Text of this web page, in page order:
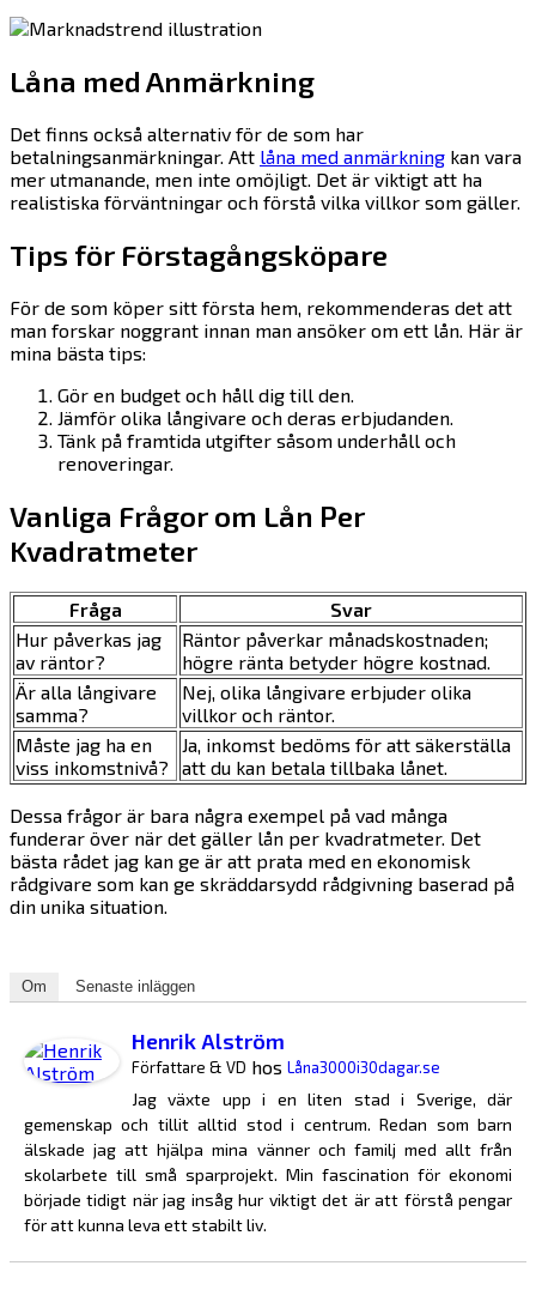
Låna med Anmärkning
Det finns också alternativ för de som har
betalningsanmärkningar. Att låna med anmärkning kan vara
mer utmanande, men inte omöjligt. Det är viktigt att ha
realistiska förväntningar och förstå vilka villkor som gäller.
Tips för Förstagångsköpare
För de som köper sitt första hem, rekommenderas det att
man forskar noggrant innan man ansöker om ett lån. Här är
mina bästa tips:
Gör en budget och håll dig till den.
Jämför olika långivare och deras erbjudanden.
Tänk på framtida utgifter såsom underhåll och
renoveringar.
Vanliga Frågor om Lån Per
Kvadratmeter
Fråga
Svar
Hur påverkas jag
av räntor?
Räntor påverkar månadskostnaden;
högre ränta betyder högre kostnad.
Är alla långivare
samma?
Nej, olika långivare erbjuder olika
villkor och räntor.
Måste jag ha en
viss inkomstnivå?
Ja, inkomst bedöms för att säkerställa
att du kan betala tillbaka lånet.
Dessa frågor är bara några exempel på vad många
funderar över när det gäller lån per kvadratmeter. Det
bästa rådet jag kan ge är att prata med en ekonomisk
rådgivare som kan ge skräddarsydd rådgivning baserad på
din unika situation.
Om Senaste inläggen
Henrik Alström
Författare & VD hos Låna3000i30dagar.se
Jag växte upp i en liten stad i Sverige, där
gemenskap och tillit alltid stod i centrum. Redan som barn
älskade jag att hjälpa mina vänner och familj med allt från
skolarbete till små sparprojekt. Min fascination för ekonomi
började tidigt när jag insåg hur viktigt det är att förstå pengar
för att kunna leva ett stabilt liv.